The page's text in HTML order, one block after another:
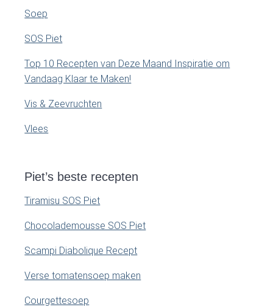
Soep
SOS Piet
Top 10 Recepten van Deze Maand Inspiratie om
Vandaag Klaar te Maken!
Vis & Zeevruchten
Vlees
Piet’s beste recepten
Tiramisu SOS Piet
Chocolademousse SOS Piet
Scampi Diabolique Recept
Verse tomatensoep maken
Courgettesoep